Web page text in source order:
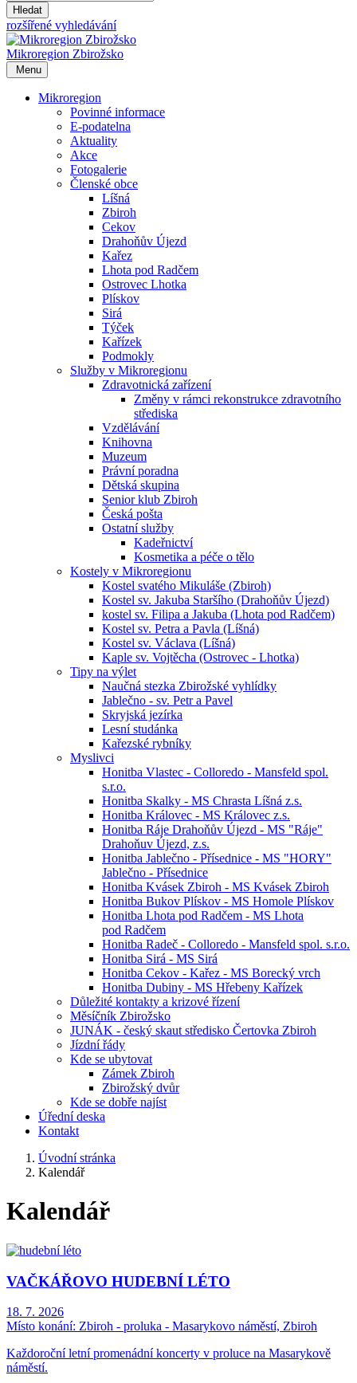
Hledat
rozšířené vyhledávání
Mikroregion Zbirožsko
Menu
Mikroregion
Povinné informace
E-podatelna
Aktuality
Akce
Fotogalerie
Členské obce
Líšná
Zbiroh
Cekov
Drahoňův Újezd
Kařez
Lhota pod Radčem
Ostrovec Lhotka
Plískov
Sirá
Týček
Kařízek
Podmokly
Služby v Mikroregionu
Zdravotnická zařízení
Změny v rámci rekonstrukce zdravotního
střediska
Vzdělávání
Knihovna
Muzeum
Právní poradna
Dětská skupina
Senior klub Zbiroh
Česká pošta
Ostatní služby
Kadeřnictví
Kosmetika a péče o tělo
Kostely v Mikroregionu
Kostel svatého Mikuláše (Zbiroh)
Kostel sv. Jakuba Staršího (Drahoňův Újezd)
kostel sv. Filipa a Jakuba (Lhota pod Radčem)
Kostel sv. Petra a Pavla (Líšná)
Kostel sv. Václava (Líšná)
Kaple sv. Vojtěcha (Ostrovec - Lhotka)
Tipy na výlet
Naučná stezka Zbirožské vyhlídky
Jablečno - sv. Petr a Pavel
Skryjská jezírka
Lesní studánka
Kařezské rybníky
Myslivci
Honitba Vlastec - Colloredo - Mansfeld spol.
s.r.o.
Honitba Skalky - MS Chrasta Líšná z.s.
Honitba Královec - MS Královec z.s.
Honitba Ráje Drahoňův Újezd - MS "Ráje"
Drahoňuv Újezd, z.s.
Honitba Jablečno - Přísednice - MS "HORY"
Jablečno - Přísednice
Honitba Kvásek Zbiroh - MS Kvásek Zbiroh
Honitba Bukov Plískov - MS Homole Plískov
Honitba Lhota pod Radčem - MS Lhota
pod Radčem
Honitba Radeč - Colloredo - Mansfeld spol. s.r.o.
Honitba Sirá - MS Sirá
Honitba Cekov - Kařez - MS Borecký vrch
Honitba Dubiny - MS Hřebeny Kařízek
Důležité kontakty a krizové řízení
Měsíčník Zbirožsko
JUNÁK - český skaut středisko Čertovka Zbiroh
Jízdní řády
Kde se ubytovat
Zámek Zbiroh
Zbirožský dvůr
Kde se dobře najíst
Úřední deska
Kontakt
Úvodní stránka
Kalendář
Kalendář
VAČKÁŘOVO HUDEBNÍ LÉTO
18. 7. 2026
Místo konání: Zbiroh - proluka - Masarykovo náměstí, Zbiroh
Každoroční letní promenádní koncerty v proluce na Masarykově
náměstí.